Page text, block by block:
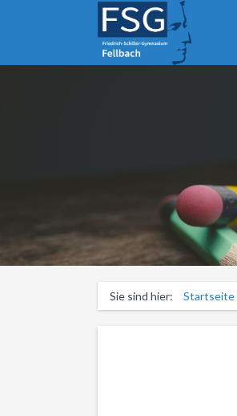
Sie sind hier: Startseite